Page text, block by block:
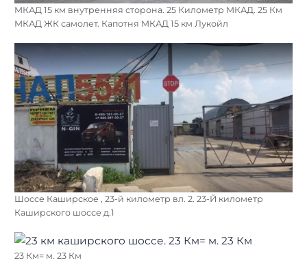
МКАД 15 км внутренняя сторона. 25 Километр МКАД. 25 Км
МКАД ЖК самолет. Капотня МКАД 15 км Лукойл
Шоссе Каширское , 23-й километр вл. 2. 23-Й километр
Каширского шоссе д.1
23 Км= м. 23 Км